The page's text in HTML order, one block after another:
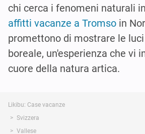
chi cerca i fenomeni naturali
affitti vacanze a Tromso in
promettono di mostrare le
boreale, un'esperienza che vi
cuore della natura artica.
Likibu: Case vacanze
Svizzera
Vallese